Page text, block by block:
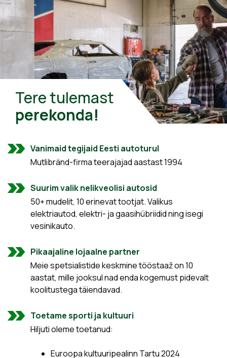
Tere tulemast
perekonda!
Vanimaid tegijaid Eesti autoturul
Mutlibränd-firma teerajajad aastast 1994
Suurim valik nelikveolisi autosid
50+ mudelit, 10 erinevat tootjat. Valikus
elektriautod, elektri- ja gaasihübriidid ning isegi
vesinikauto.
Pikaajaline lojaalne partner
Meie spetsialistide keskmine tööstaaž on 10
aastat, mille jooksul nad enda kogemust pidevalt
koolitustega täiendavad.
Toetame sporti ja kultuuri
Hiljuti oleme toetanud:
Euroopa kultuuripealinn Tartu 2024